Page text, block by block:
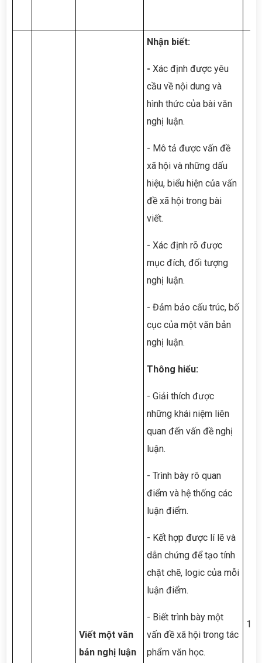
Viết một văn
bản nghị luận
Nhận biết:
- Xác định được yêu
cầu về nội dung và
hình thức của bài văn
nghị luận.
- Mô tả được vấn đề
xã hội và những dấu
hiệu, biểu hiện của vấn
đề xã hội trong bài
viết.
- Xác định rõ được
mục đích, đối tượng
nghị luận.
- Đảm bảo cấu trúc, bố
cục của một văn bản
nghị luận.
Thông hiểu:
- Giải thích được
những khái niệm liên
quan đến vấn đề nghị
luận.
- Trình bày rõ quan
điểm và hệ thống các
luận điểm.
- Kết hợp được lí lẽ và
dẫn chứng để tạo tính
chặt chẽ, logic của mỗi
luận điểm.
- Biết trình bày một
vấn đề xã hội trong tác
phẩm văn học.
1*